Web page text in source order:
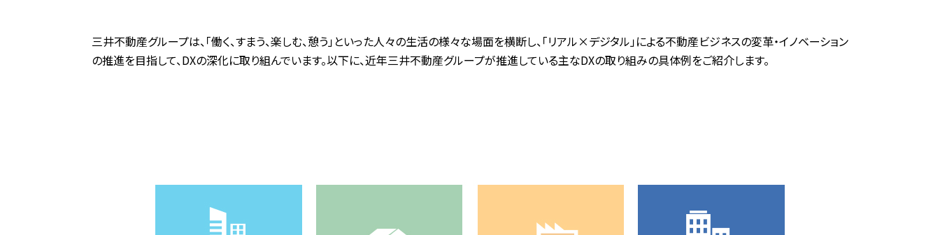
三井不動産グループは、「働く、すまう、楽しむ、憩う」といった人々の生活の様々な場面を横断し、「リアル×デジタル」による不動産ビジネスの変革・イノベーション
の推進を目指して、DXの深化に取り組んでいます。以下に、近年三井不動産グループが推進している主なDXの取り組みの具体例をご紹介します。